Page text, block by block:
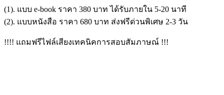
(1). แบบ e-book ราคา 380 บาท ได้รับภายใน 5-20 นาที
(2). แบบหนังสือ ราคา 680 บาท ส่งฟรีด่วนพิเศษ 2-3 วัน
!!!! แถมฟรีไฟล์เสียงเทคนิคการสอบสัมภาษณ์ !!!